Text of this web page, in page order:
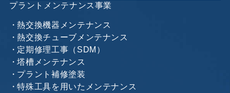
プラントメンテナンス事業
熱交換機器メンテナンス
熱交換チューブメンテナンス
定期修理工事（SDM）
塔槽メンテナンス
プラント補修塗装
特殊工具を用いたメンテナンス